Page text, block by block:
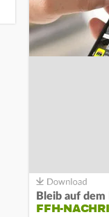
Bleib auf dem
FFH-